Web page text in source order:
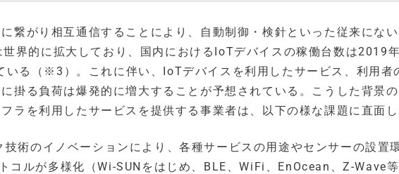
繋がり相互通信することにより、自動制御・検針といった従来にな
界的に拡大しており、国内におけるIoTデバイスの稼働台数は2019
いる（※3）。これに伴い、IoTデバイスを利用したサービス、利用者
掛る負荷は爆発的に増大することが予想されている。こうした背景
ラを利用したサービスを提供する事業者は、以下の様な課題に直面し
術のイノベーションにより、各種サービスの用途やセンサーの設置
コルが多様化（Wi-SUNをはじめ、BLE、WiFi、EnOcean、Z-Wave等